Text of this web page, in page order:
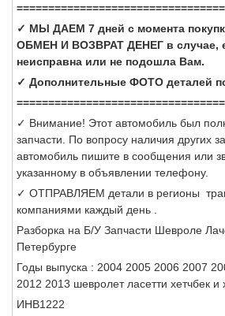
✓ МЫ ДАЕМ 7 дней с момента
ОБМЕН И ВОЗВРАТ ДЕНЕГ в случае,
неисправна или не подошла Вам.
✓ Дополнительные ФОТО деталей
✓ Внимание! Этот автомобиль был
запчасти. По вопросу наличия других
автомобиль пишите в сообщения или
указанному в объявлении телефону.
✓ ОТПРАВЛЯЕМ детали в регионы
компаниями каждый день .
Разборка на Б/У Запчасти Шевроле
Петербурге
Годы выпуска : 2004 2005 2006 2007
2012 2013 шевролет ласетти хетчбек и
ИНВ1222